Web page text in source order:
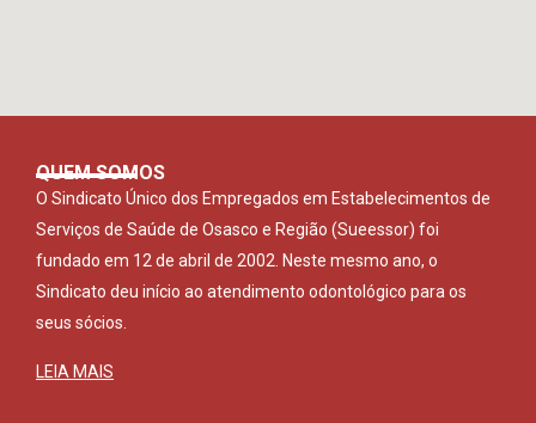
QUEM SOMOS
O Sindicato Único dos Empregados em Estabelecimentos de
Serviços de Saúde de Osasco e Região (Sueessor) foi
fundado em 12 de abril de 2002. Neste mesmo ano, o
Sindicato deu início ao atendimento odontológico para os
seus sócios.
LEIA MAIS